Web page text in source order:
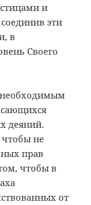
и
эти
в
Своего
деяний.
чтобы не
прав
чтобы в
от